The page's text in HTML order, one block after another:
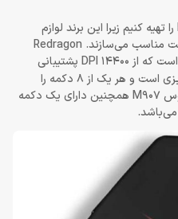
ما تمایل داریم محصولات Redragon را تهیه کنیم زیرا این برند لوازم
جانبی خوبی را برای کامپیوتر‌ها با قیمت مناسب می‌سازند. Redragon
گیمینگ است که از 14400 DPI پشتیبانی
می‌کند و دارای 8 دکمه قابل برنامه ریزی است و هر یک از 8 دکمه را
می‌توان با نرم افزار پیکربندی کرد. ماوس M907 همچنین دارای یک دکمه